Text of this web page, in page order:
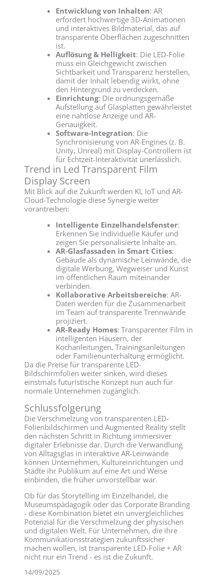
Entwicklung von Inhalten: AR
erfordert hochwertige 3D-Animationen
und interaktives Bildmaterial, das auf
transparente Oberflächen zugeschnitten
ist.
Auflösung & Helligkeit: Die LED-Folie
muss ein Gleichgewicht zwischen
Sichtbarkeit und Transparenz herstellen,
damit der Inhalt lebendig wirkt, ohne
den Hintergrund zu verdecken.
Einrichtung: Die ordnungsgemäße
Aufstellung auf Glasplatten gewährleistet
eine nahtlose Anzeige und AR-
Genauigkeit.
Software-Integration: Die
Synchronisierung von AR-Engines (z. B.
Unity, Unreal) mit Display-Controllern ist
für Echtzeit-Interaktivität unerlässlich.
Trend in Led Transparent Film
Display Screen
Mit Blick auf die Zukunft werden KI, IoT und AR-
Cloud-Technologie diese Synergie weiter
vorantreiben:
Intelligente Einzelhandelsfenster:
Erkennen Sie individuelle Käufer und
zeigen Sie personalisierte Inhalte an.
AR-Glasfassaden in Smart Cities:
Gebäude als dynamische Leinwände, die
digitale Werbung, Wegweiser und Kunst
im öffentlichen Raum miteinander
verbinden.
Kollaborative Arbeitsbereiche: AR-
Daten werden für die Zusammenarbeit
im Team auf transparente Trennwände
projiziert.
AR-Ready Homes: Transparenter Film in
intelligenten Häusern, der
Kochanleitungen, Trainingsanleitungen
oder Familienunterhaltung ermöglicht.
Da die Preise für transparente LED-
Bildschirmfolien weiter sinken, wird dieses
einstmals futuristische Konzept nun auch für
normale Unternehmen zugänglich.
Schlussfolgerung
Die Verschmelzung von transparenten LED-
Folienbildschirmen und Augmented Reality stellt
den nächsten Schritt in Richtung immersiver
digitaler Erlebnisse dar. Durch die Verwandlung
von Alltagsglas in interaktive AR-Leinwände
können Unternehmen, Kultureinrichtungen und
Städte ihr Publikum auf eine Art und Weise
einbinden, die früher unvorstellbar war.
Ob für das Storytelling im Einzelhandel, die
Museumspädagogik oder das Corporate Branding
- diese Kombination bietet ein unvergleichliches
Potenzial für die Verschmelzung der physischen
und digitalen Welt. Für Unternehmen, die ihre
Kommunikationsstrategien zukunftssicher
machen wollen, ist transparente LED-Folie + AR
nicht nur ein Trend - es ist die Zukunft.
14/09/2025